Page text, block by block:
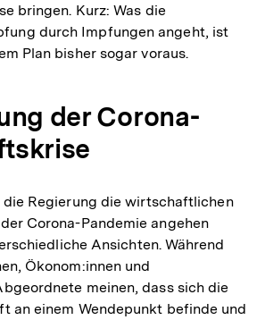
bringen. Kurz: Was die
durch Impfungen angeht, ist
Plan bisher sogar voraus.
der Corona-
die Regierung die wirtschaftlichen
Corona-Pandemie angehen
Ansichten. Während
Ökonom:innen und
meinen, dass sich die
an einem Wendepunkt befinde und